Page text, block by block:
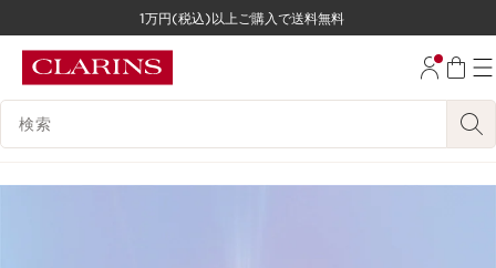
コンテンツへ移動
1万円(税込)以上ご購入で送料無料
検索候補